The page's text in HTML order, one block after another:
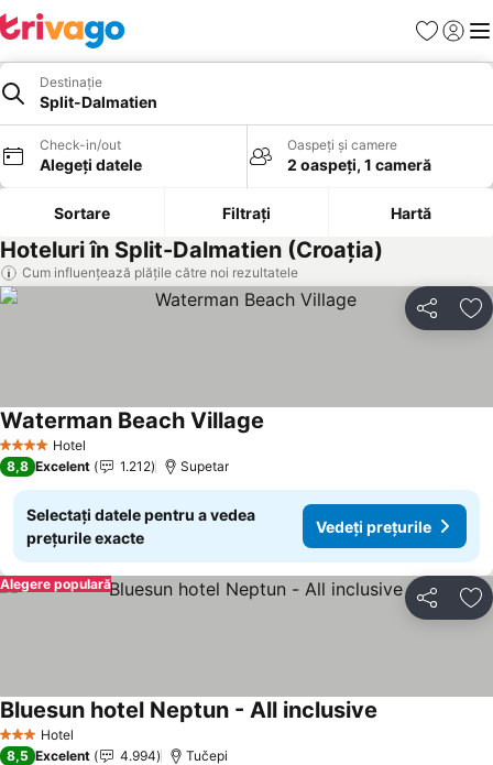
Favorite
Destinație
Split-Dalmatien
Check-in/out
Alegeți datele
Oaspeți și camere
2 oaspeți, 1 cameră
Sortare Filtrați Hartă
Hoteluri în Split-Dalmatien (Croaţia)
Cum influențează plățile către noi rezultatele
Distribuiți
4 Stele Hotel
Waterman Beach Village
8,8 Excelent 1.212 Supetar
Selectați datele pentru a vedea
prețurile exacte
Vedeți prețurile
Distribuiți
Alegere populară
3 SteleHotel
Bluesun hotel Neptun - All inclusive
8,5 Excelent 4.994 Tučepi